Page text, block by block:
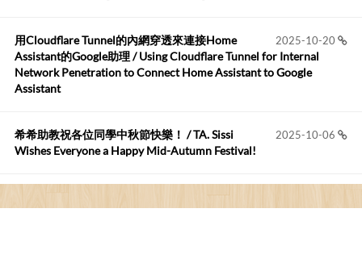
kage好像也可以下載整個網站 感謝分享
2026-06-15
Anonymous:
https://github.com/t...
我目前並沒有常駐的Google Home...
2025-10-20
用Cloudflare Tunnel的內網穿透來連接Home
Assistant的Google助理 / Using Cloudflare Tunnel for Internal
Network Penetration to Connect Home Assistant to Google
Assistant
2025-10-06
希希助教祝各位同學中秋節快樂！ / TA. Sissi
Wishes Everyone a Happy Mid-Autumn Festival!
看電腦覺得疲憊嗎？比起螢幕，你更應該注意炫光
的問題 / Are You Tired of Looking at the Computer? Pay More